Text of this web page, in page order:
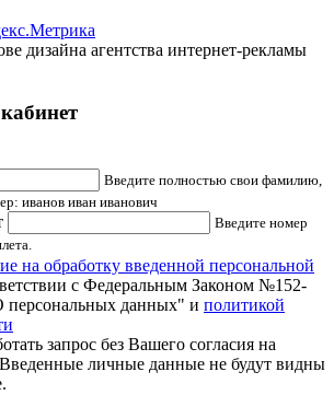
дизайна агентства интернет-рекламы
Введите полностью свои фамилию,
иванов иван иванович
Введите номер
на обработку введенной персональной
с Федеральным Законом №152-
персональных данных" и политикой
запрос без Вашего согласия на
личные данные не будут видны